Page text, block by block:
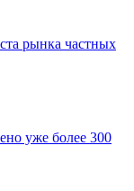
рынка частных
уже более 300